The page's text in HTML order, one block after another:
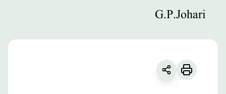
G.P.Johari